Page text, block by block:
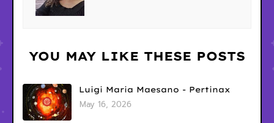
YOU MAY LIKE THESE POSTS
Luigi Maria Maesano - Pertinax
May 16, 2026